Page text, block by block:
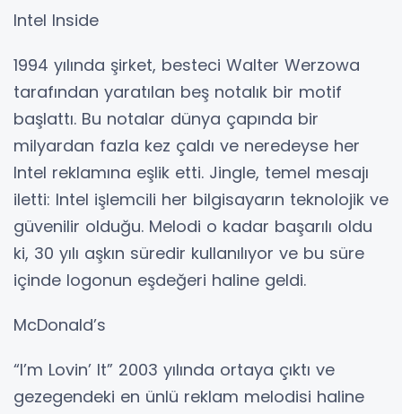
Intel Inside
1994 yılında şirket, besteci Walter Werzowa
tarafından yaratılan beş notalık bir motif
başlattı. Bu notalar dünya çapında bir
milyardan fazla kez çaldı ve neredeyse her
Intel reklamına eşlik etti. Jingle, temel mesajı
iletti: Intel işlemcili her bilgisayarın teknolojik ve
güvenilir olduğu. Melodi o kadar başarılı oldu
ki, 30 yılı aşkın süredir kullanılıyor ve bu süre
içinde logonun eşdeğeri haline geldi.
McDonald’s
“I’m Lovin’ It” 2003 yılında ortaya çıktı ve
gezegendeki en ünlü reklam melodisi haline